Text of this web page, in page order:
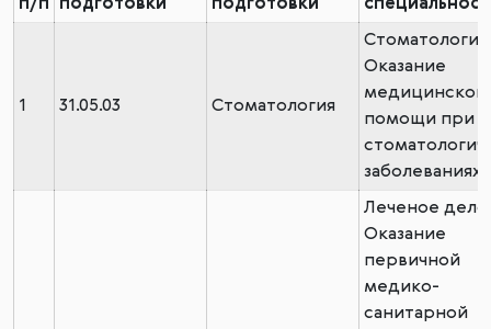
п/п
подготовки
подготовки
1 31.05.03 Стоматология
Стоматология,
Оказание
медицинской
помощи при
заболеваниях
Леченое дело,
Оказание
первичной
медико-
санитарной